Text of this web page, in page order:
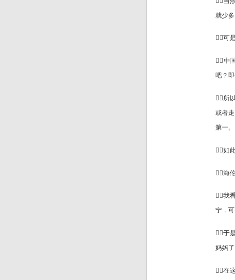
就少多
可
中
吧？
所
或者
第一。
如
海
我
宁，
于
妈妈
在